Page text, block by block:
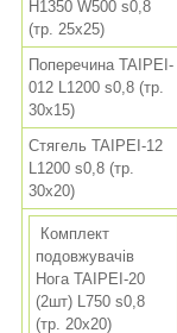
H1350 W500 s0,8
(тр. 25x25)
Поперечина TAIPEI-
012 L1200 s0,8 (тр.
30x15)
Стягель TAIPEI-12
L1200 s0,8 (тр.
30x20)
Комплект
подовжувачів
Нога TAIPEI-20
(2шт) L750 s0,8
(тр. 20x20)